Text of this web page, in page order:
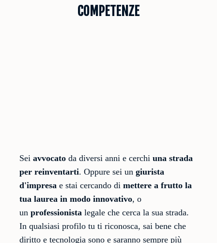
COMPETENZE
Sei avvocato da diversi anni e cerchi una strada
per reinventarti. Oppure sei un giurista
d'impresa e stai cercando di mettere a frutto la
tua laurea in modo innovativo, o
un professionista legale che cerca la sua strada.
In qualsiasi profilo tu ti riconosca, sai bene che
diritto e tecnologia sono e saranno sempre più